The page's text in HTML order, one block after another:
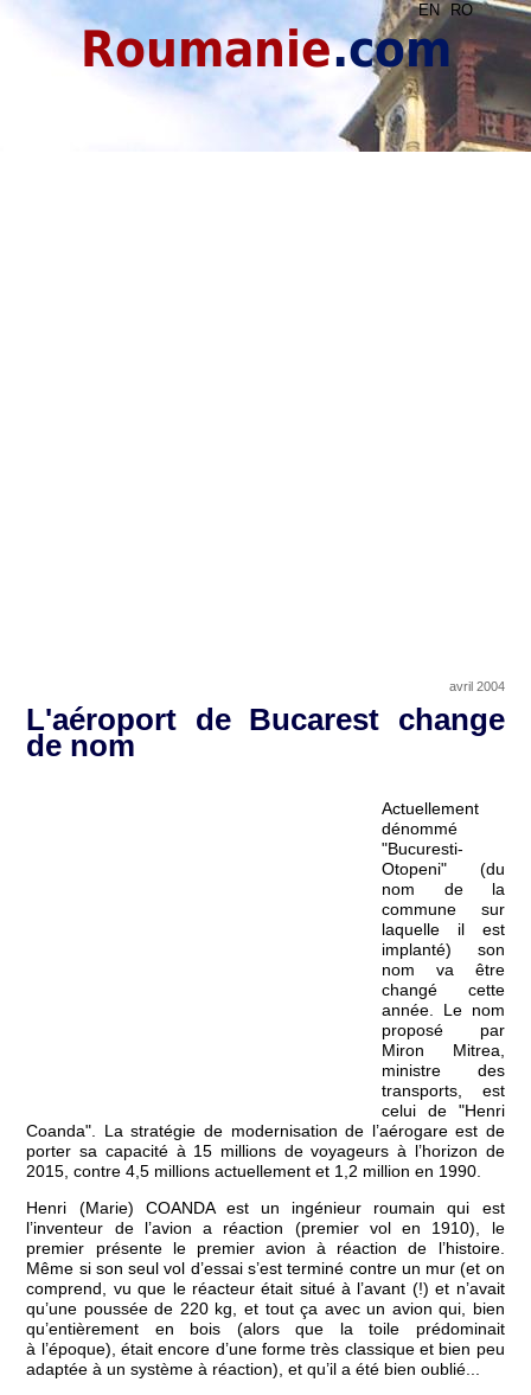
EN RO
Roumanie.com
avril 2004
L'aéroport de Bucarest change
de nom
Actuellement
dénommé
"Bucuresti-
Otopeni" (du
nom de la
commune sur
laquelle il est
implanté) son
nom va être
changé cette
année. Le nom
proposé par
Miron Mitrea,
ministre des
transports, est
celui de "Henri
Coanda". La stratégie de modernisation de l’aérogare est de
porter sa capacité à 15 millions de voyageurs à l’horizon de
2015, contre 4,5 millions actuellement et 1,2 million en 1990.
Henri (Marie) COANDA est un ingénieur roumain qui est
l’inventeur de l’avion a réaction (premier vol en 1910), le
premier présente le premier avion à réaction de l’histoire.
Même si son seul vol d’essai s’est terminé contre un mur (et on
comprend, vu que le réacteur était situé à l’avant (!) et n’avait
qu’une poussée de 220 kg, et tout ça avec un avion qui, bien
qu’entièrement en bois (alors que la toile prédominait
à l’époque), était encore d’une forme très classique et bien peu
adaptée à un système à réaction), et qu’il a été bien oublié...